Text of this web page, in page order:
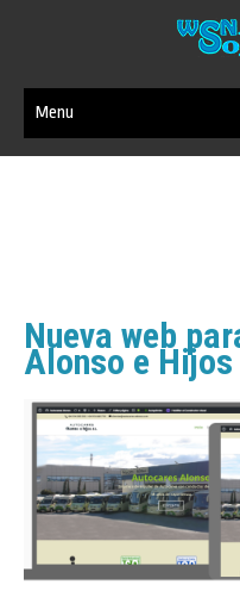
Menu
Nueva web
Alonso e Hijos